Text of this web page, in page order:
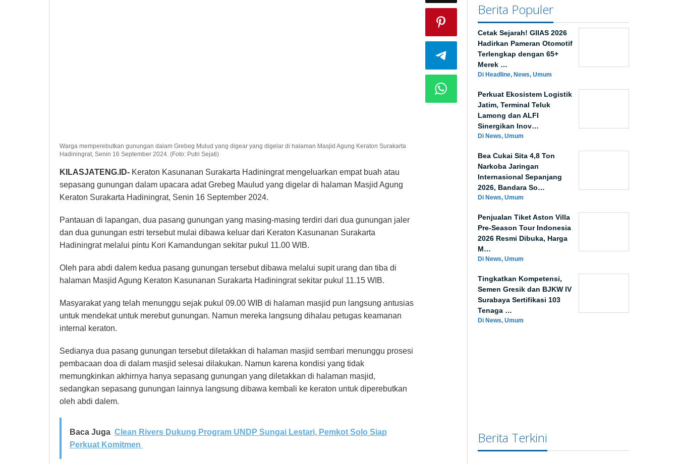
Warga memperebutkan gunungan dalam Grebeg Mulud yang digear yang digelar di halaman Masjid Agung Keraton Surakarta
Hadiningrat, Senin 16 September 2024. (Foto: Putri Sejati)
KILASJATENG.ID- Keraton Kasunanan Surakarta Hadiningrat mengeluarkan empat buah atau
sepasang gunungan dalam upacara adat Grebeg Maulud yang digelar di halaman Masjid Agung
Keraton Surakarta Hadiningrat, Senin 16 September 2024.
Pantauan di lapangan, dua pasang gunungan yang masing-masing terdiri dari dua gunungan jaler
dan dua gunungan estri tersebut mulai dibawa keluar dari Keraton Kasunanan Surakarta
Hadiningrat melalui pintu Kori Kamandungan sekitar pukul 11.00 WIB.
Oleh para abdi dalem kedua pasang gunungan tersebut dibawa melalui supit urang dan tiba di
halaman Masjid Agung Keraton Kasunanan Surakarta Hadiningrat sekitar pukul 11.15 WIB.
Masyarakat yang telah menunggu sejak pukul 09.00 WIB di halaman masjid pun langsung antusias
untuk mendekat untuk merebut gunungan. Namun mereka langsung dihalau petugas keamanan
internal keraton.
Sedianya dua pasang gunungan tersebut diletakkan di halaman masjid sembari menunggu prosesi
pembacaan doa di dalam masjid selesai dilakukan. Namun karena kondisi yang tidak
memungkinkan akhirnya hanya sepasang gunungan yang diletakkan di halaman masjid,
sedangkan sepasang gunungan lainnya langsung dibawa kembali ke keraton untuk diperebutkan
oleh abdi dalem.
Baca Juga Clean Rivers Dukung Program UNDP Sungai Lestari, Pemkot Solo Siap
Perkuat Komitmen
Berita Populer
Cetak Sejarah! GIIAS 2026
Hadirkan Pameran Otomotif
Terlengkap dengan 65+
Merek …
Di Headline, News, Umum
Perkuat Ekosistem Logistik
Jatim, Terminal Teluk
Lamong dan ALFI
Sinergikan Inov…
Di News, Umum
Bea Cukai Sita 4,8 Ton
Narkoba Jaringan
Internasional Sepanjang
2026, Bandara So…
Di News, Umum
Penjualan Tiket Aston Villa
Pre-Season Tour Indonesia
2026 Resmi Dibuka, Harga
M…
Di News, Umum
Tingkatkan Kompetensi,
Semen Gresik dan BJKW IV
Surabaya Sertifikasi 103
Tenaga …
Di News, Umum
Berita Terkini